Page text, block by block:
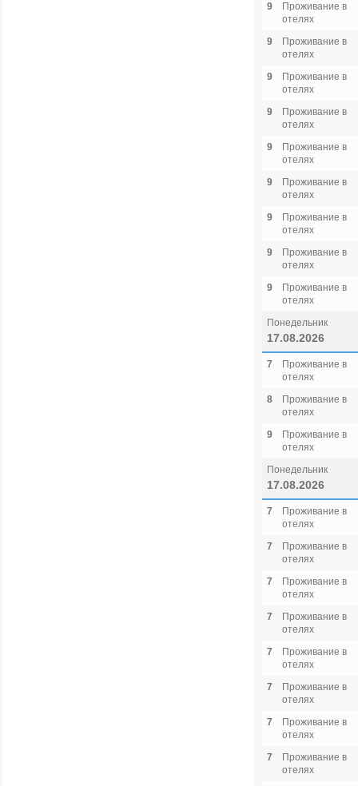
9
Проживание в
отелях
9
Проживание в
отелях
9
Проживание в
отелях
9
Проживание в
отелях
9
Проживание в
отелях
9
Проживание в
отелях
9
Проживание в
отелях
9
Проживание в
отелях
9
Проживание в
отелях
Понедельник
17.08.2026
7
Проживание в
отелях
8
Проживание в
отелях
9
Проживание в
отелях
Понедельник
17.08.2026
7
Проживание в
отелях
7
Проживание в
отелях
7
Проживание в
отелях
7
Проживание в
отелях
7
Проживание в
отелях
7
Проживание в
отелях
7
Проживание в
отелях
7
Проживание в
отелях